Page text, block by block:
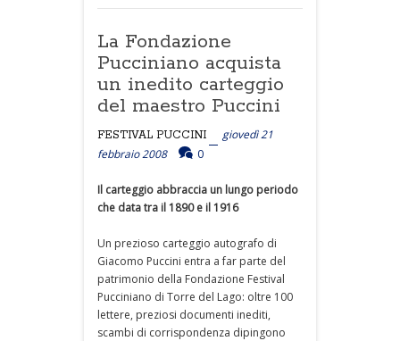
La Fondazione
Pucciniano acquista
un inedito carteggio
del maestro Puccini
FESTIVAL PUCCINI
giovedì 21
febbraio 2008
0
Il carteggio abbraccia un lungo periodo
che data tra il 1890 e il 1916
Un prezioso carteggio autografo di
Giacomo Puccini entra a far parte del
patrimonio della Fondazione Festival
Pucciniano di Torre del Lago: oltre 100
lettere, preziosi documenti inediti,
scambi di corrispondenza dipingono